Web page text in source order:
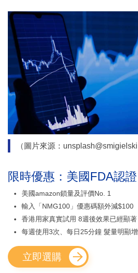
（圖片來源：unsplash@smigielski
限時優惠：美國FDA認
美國amazon鎖量及評價No. 1
輸入「NMG100」優惠碼額外減$100
香港用家真實試用 8週後效果已經顯著
每週使用3次、每日25分鐘 髮量明顯
立即選購